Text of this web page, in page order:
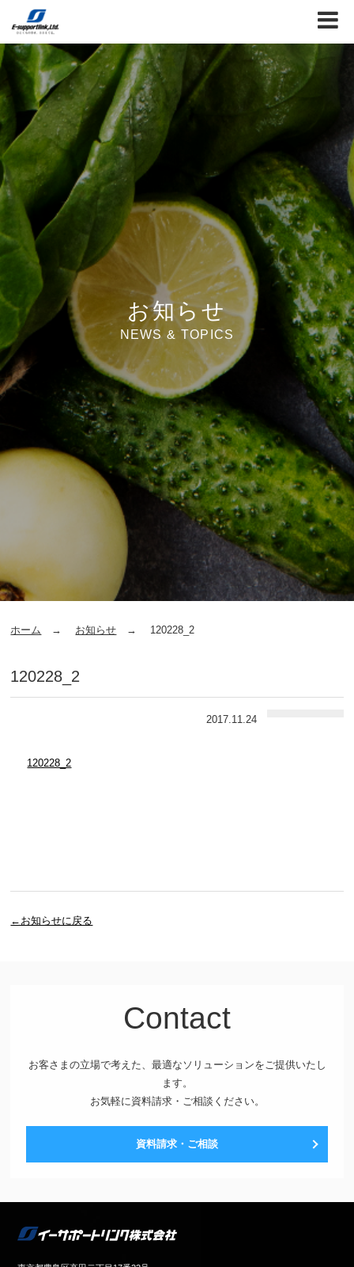
お知らせ
NEWS & TOPICS
ホーム お知らせ 120228_2
120228_2
2017.11.24
120228_2
←お知らせに戻る
Contact
お客さまの立場で考えた、最適なソリューションをご提供いたし
ます。
お気軽に資料請求・ご相談ください。
資料請求・ご相談